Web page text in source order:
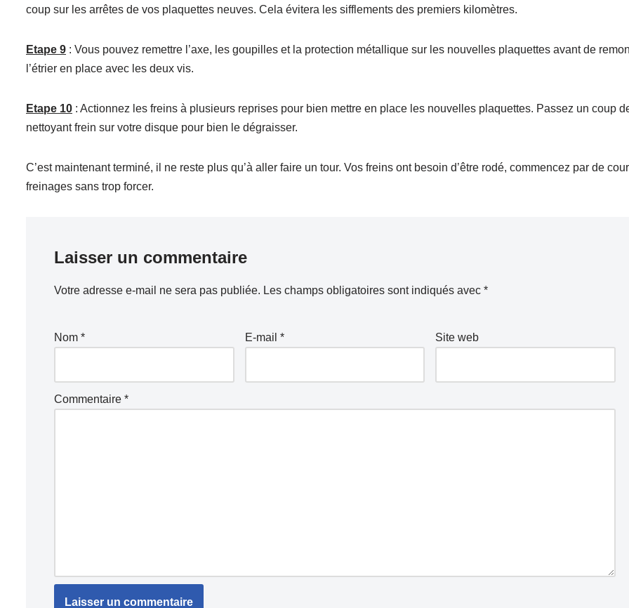
coup sur les arrêtes de vos plaquettes neuves. Cela évitera les sifflements des premiers kilomètres.
Etape 9 : Vous pouvez remettre l’axe, les goupilles et la protection métallique sur les nouvelles plaquettes avant de
l’étrier en place avec les deux vis.
Etape 10 : Actionnez les freins à plusieurs reprises pour bien mettre en place les nouvelles plaquettes. Passez un coup
nettoyant frein sur votre disque pour bien le dégraisser.
C’est maintenant terminé, il ne reste plus qu’à aller faire un tour. Vos freins ont besoin d’être rodé, commencez par de
freinages sans trop forcer.
Laisser un commentaire
Votre adresse e-mail ne sera pas publiée. Les champs obligatoires sont indiqués avec *
Nom * E-mail * Site web
Commentaire *